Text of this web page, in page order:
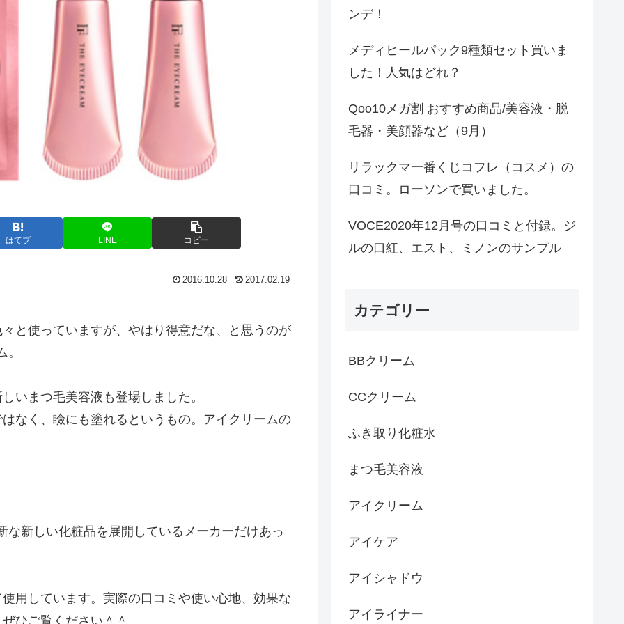
はてブ LINE コピー
2016.10.28 2017.02.19
と使っていますが、やはり得意だな、と思うのが
いまつ毛美容液も登場しました。
なく、瞼にも塗れるというもの。アイクリームの
な新しい化粧品を展開しているメーカーだけあっ
用しています。実際の口コミや使い心地、効果な
ひご覧ください＾＾
ンデ！
メディヒールパック9種類セット買いま
した！人気はどれ？
Qoo10メガ割 おすすめ商品/美容液・脱
毛器・美顔器など（9月）
リラックマ一番くじコフレ（コスメ）の
口コミ。ローソンで買いました。
VOCE2020年12月号の口コミと付録。ジ
ルの口紅、エスト、ミノンのサンプル
カテゴリー
BBクリーム
CCクリーム
ふき取り化粧水
まつ毛美容液
アイクリーム
アイケア
アイシャドウ
アイライナー